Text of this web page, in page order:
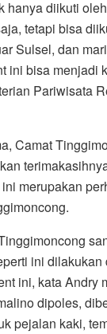
hanya diikuti
tetapi bisa
Sulsel, dan
ini bisa menjadi
Pariwisata
Camat
merupakan
ini
ini, kata Andry
dipoles,
pejalan kaki,